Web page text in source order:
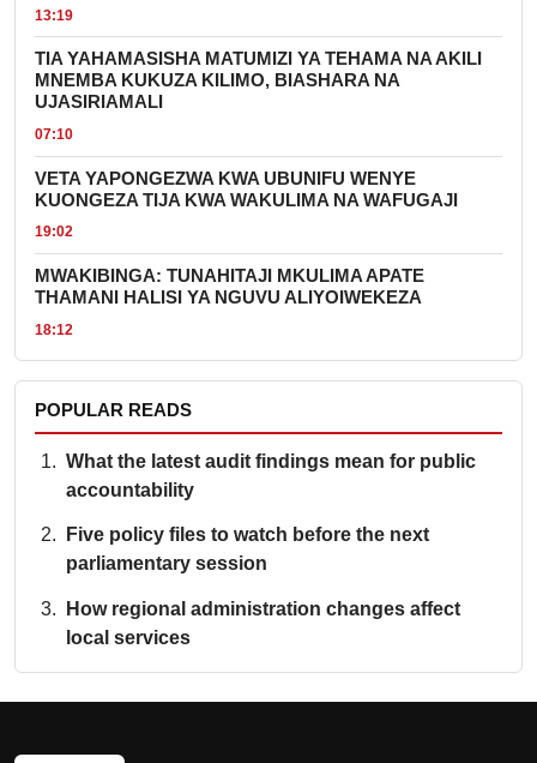
13:19
TIA YAHAMASISHA MATUMIZI YA TEHAMA NA AKILI
MNEMBA KUKUZA KILIMO, BIASHARA NA
UJASIRIAMALI
07:10
VETA YAPONGEZWA KWA UBUNIFU WENYE
KUONGEZA TIJA KWA WAKULIMA NA WAFUGAJI
19:02
MWAKIBINGA: TUNAHITAJI MKULIMA APATE
THAMANI HALISI YA NGUVU ALIYOIWEKEZA
18:12
POPULAR READS
What the latest audit findings mean for public
accountability
Five policy files to watch before the next
parliamentary session
How regional administration changes affect
local services